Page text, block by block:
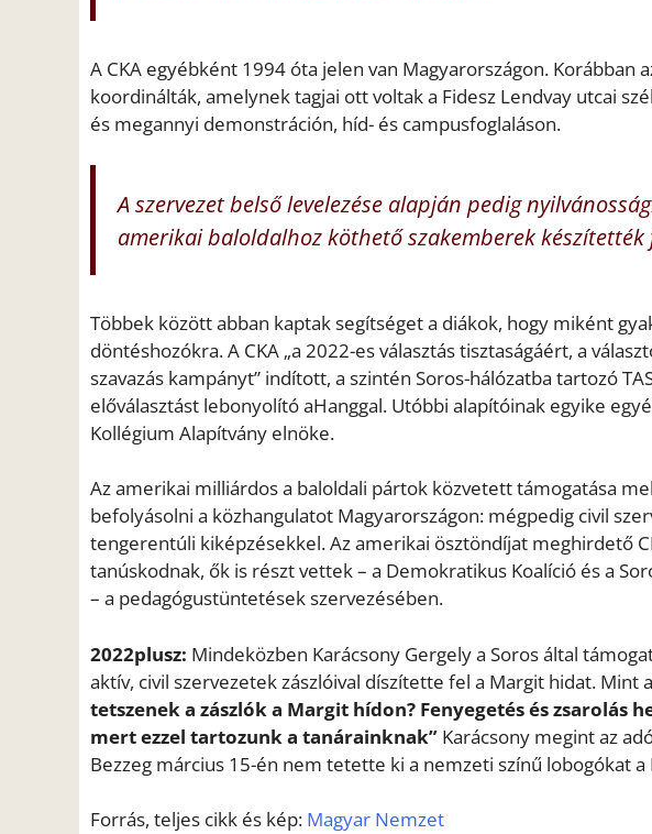
A CKA egyébként 1994 óta jelen van Magyarországon. Korábban
koordinálták, amelynek tagjai ott voltak a Fidesz Lendvay utcai
és megannyi demonstráción, híd- és campusfoglaláson.
A szervezet belső levelezése alapján pedig
amerikai baloldalhoz köthető szakemberek készítették
Többek között abban kaptak segítséget a diákok, hogy miként
döntéshozókra. A CKA „a 2022-es választás tisztaságáért, a
szavazás kampányt” indított, a szintén Soros-hálózatba tartozó
előválasztást lebonyolító aHanggal. Utóbbi alapítóinak egyike
Kollégium Alapítvány elnöke.
Az amerikai milliárdos a baloldali pártok közvetett támogatása
befolyásolni a közhangulatot Magyarországon: mégpedig civil
tengerentúli kiképzésekkel. Az amerikai ösztöndíjat meghirdető
tanúskodnak, ők is részt vettek – a Demokratikus Koalíció és a
– a pedagógustüntetések szervezésében.
2022plusz: Mindeközben Karácsony Gergely a Soros által
aktív, civil szervezetek zászlóival díszítette fel a Margit hidat. Mint
tetszenek a zászlók a Margit hídon? Fenyegetés és zsarolás
mert ezzel tartozunk a tanárainknak” Karácsony megint az
Bezzeg március 15-én nem tetette ki a nemzeti színű lobogókat
Forrás, teljes cikk és kép: Magyar Nemzet